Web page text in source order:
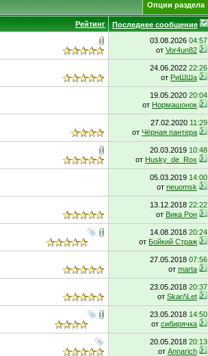
Опции раздела
Рейтинг Последнее сообщение
03.08.2026 04:57
от Vor4un82
24.06.2022 22:26
от РиШШа
19.05.2020 20:04
от Нормашонок
27.02.2020 11:29
от Чёрная пантера
20.03.2019 10:48
от Husky_de_Rox
05.03.2019 14:00
от neuomsk
13.12.2018 22:22
от Вика Рон
14.08.2018 20:24
от Бойкий Страж
27.05.2018 07:56
от marta
23.05.2018 20:37
от Skar/\Let
23.05.2018 14:50
от сибирячка
20.05.2018 20:13
от Annarich